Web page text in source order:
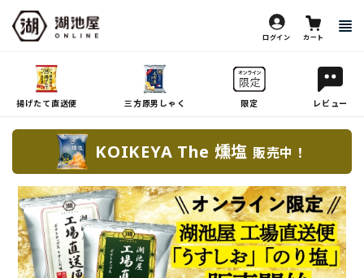
ログイン カート
揚げたて直送便 三方原男しゃく 限定 レビュー
KOIKEYA The 燻塩 販売中！